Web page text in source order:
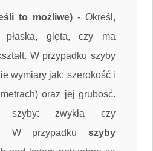
to możliwe) - Określ,
gięta, czy ma
W przypadku szyby
wymiary jak: szerokość i
oraz jej grubość.
szyby: zwykła czy
W przypadku szyby